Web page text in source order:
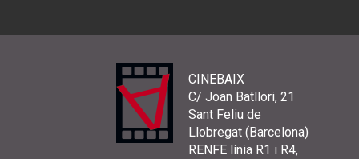
CINEBAIX
C/ Joan Batllori, 21
Sant Feliu de
Llobregat (Barcelona)
RENFE línia R1 i R4,